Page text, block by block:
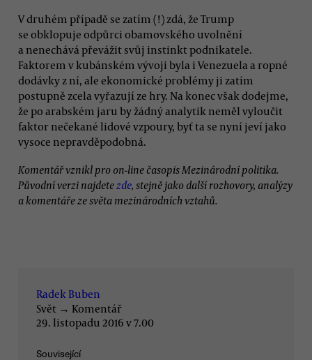
V druhém případě se zatím (!) zdá, že Trump
se obklopuje odpůrci obamovského uvolnění
a nenechává převážit svůj instinkt podnikatele.
Faktorem v kubánském vývoji byla i Venezuela a ropné
dodávky z ní, ale ekonomické problémy ji zatím
postupně zcela vyřazují ze hry. Na konec však dodejme,
že po arabském jaru by žádný analytik neměl vyloučit
faktor nečekané lidové vzpoury, byť ta se nyní jeví jako
vysoce nepravděpodobná.
Komentář vznikl pro on-line časopis Mezinárodní politika.
Původní verzi najdetezde, stejně jako další rozhovory, analýzy
a komentáře ze světa mezinárodních vztahů.
Radek Buben
Svět → Komentář
29. listopadu 2016 v 7.00
Související